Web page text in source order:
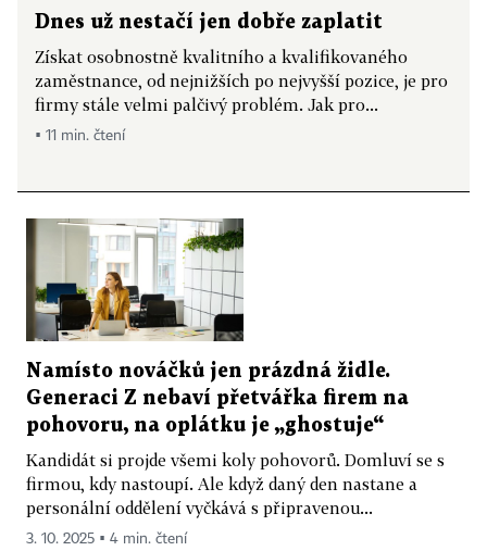
Dnes už nestačí jen dobře zaplatit
Získat osobnostně kvalitního a kvalifikovaného
zaměstnance, od nejnižších po nejvyšší pozice, je pro
firmy stále velmi palčivý problém. Jak pro...
▪ 11 min. čtení
Namísto nováčků jen prázdná židle.
Generaci Z nebaví přetvářka firem na
pohovoru, na oplátku je „ghostuje“
Kandidát si projde všemi koly pohovorů. Domluví se s
firmou, kdy nastoupí. Ale když daný den nastane a
personální oddělení vyčkává s připravenou...
3. 10. 2025 ▪ 4 min. čtení